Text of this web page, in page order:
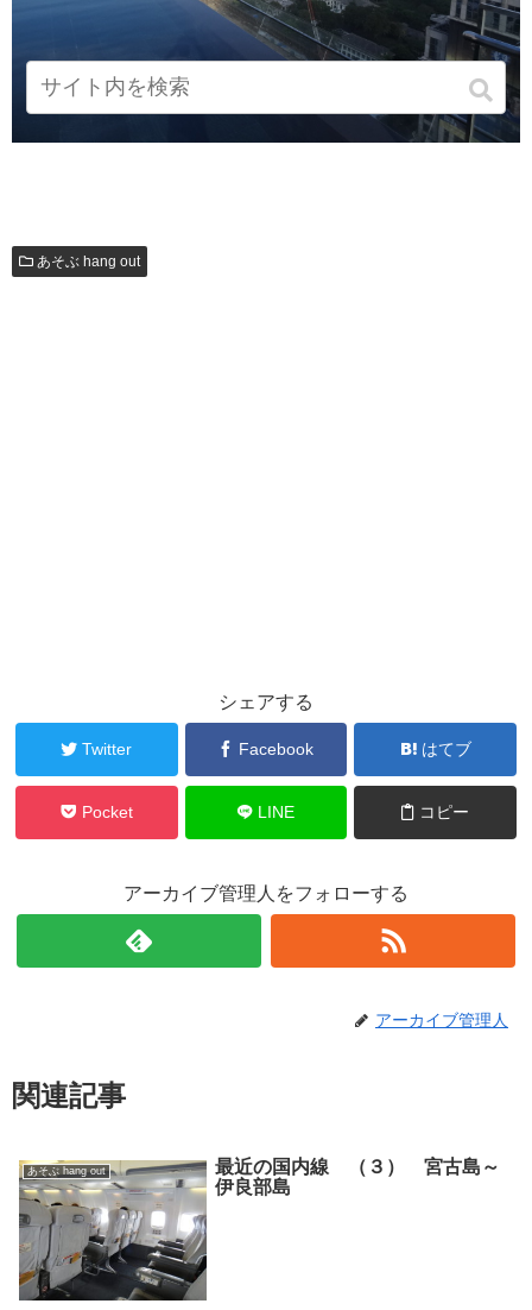
あそぶ hang out
シェアする
Twitter Facebook はてブ
Pocket LINE コピー
アーカイブ管理人をフォローする
アーカイブ管理人
関連記事
あそぶ hang out
最近の国内線 （３） 宮古島～
伊良部島